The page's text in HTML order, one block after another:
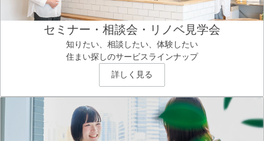
セミナー・相談会・リノベ見学会
知りたい、相談したい、体験したい
住まい探しのサービスラインナップ
詳しく見る